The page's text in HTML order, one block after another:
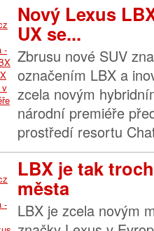
Nový Lexus
UX se...
Zbrusu nové SUV
označením LBX a
zcela novým
národní premiéře
prostředí resortu
LBX je tak
města
LBX je zcela novým